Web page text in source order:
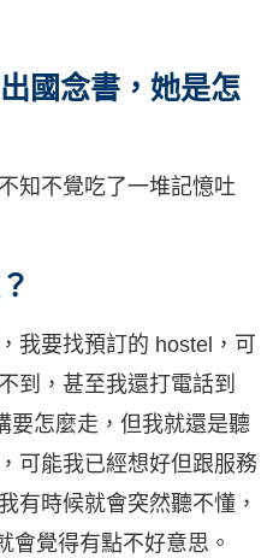
國念書，她是怎
知不覺吃了一堆記憶吐
我要找預訂的 hostel，可
到，甚至我還打電話到
要怎麼走，但我就還是聽
可能我已經想好但跟服務
有時候就會突然聽不懂，
會覺得有點不好意思。